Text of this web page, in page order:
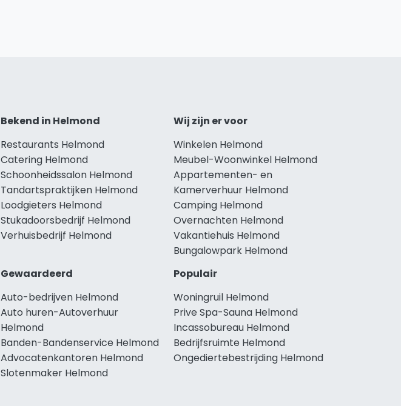
Bekend in Helmond
Restaurants Helmond
Catering Helmond
Schoonheidssalon Helmond
Tandartspraktijken Helmond
Loodgieters Helmond
Stukadoorsbedrijf Helmond
Verhuisbedrijf Helmond
Wij zijn er voor
Winkelen Helmond
Meubel-Woonwinkel Helmond
Appartementen- en
Kamerverhuur Helmond
Camping Helmond
Overnachten Helmond
Vakantiehuis Helmond
Bungalowpark Helmond
Gewaardeerd
Auto-bedrijven Helmond
Auto huren-Autoverhuur
Helmond
Banden-Bandenservice Helmond
Advocatenkantoren Helmond
Slotenmaker Helmond
Populair
Woningruil Helmond
Prive Spa-Sauna Helmond
Incassobureau Helmond
Bedrijfsruimte Helmond
Ongediertebestrijding Helmond